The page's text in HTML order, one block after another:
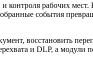
рабочих мест.
события
восстановить
и DLP, а модули